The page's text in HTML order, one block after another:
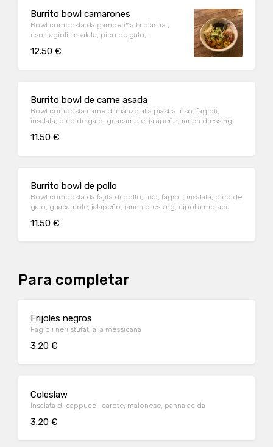
Burrito bowl camarones
Bowl composta da gamberi* alla piastra ,
riso, fagioli, insalata, pico de galo,
12.50 €
Burrito bowl de carne asada
Bowl composta carne di manzo alla piastra, riso, fagioli,
insalata, pico de galo, guacamole, jalapeño, ranch dressing,
11.50 €
Burrito bowl de pollo
Bowl composta da fajita di pollo, riso, fagioli, insalata, pico de
galo, guacamole, jalapeño, ranch dressing, cipolla morada
11.50 €
Para completar
Frijoles negros
Fagioli neri stufati alla messicana
3.20 €
Coleslaw
Insalata di cappucci, carote, maionese, panna acida
3.20 €